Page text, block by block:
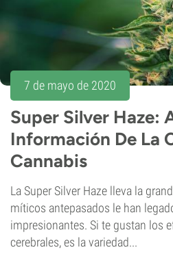
7 de mayo de 2020
Super Silver Haze:
Información De La
Cannabis
La Super Silver Haze lleva la
míticos antepasados le han
impresionantes. Si te gustan los
cerebrales, es la variedad...